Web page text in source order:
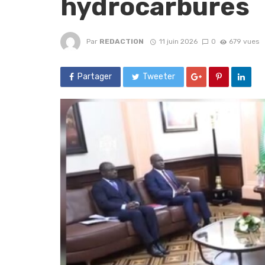
hydrocarbures
Par REDACTION 11 juin 2026 0 679 vues
Partager Tweeter